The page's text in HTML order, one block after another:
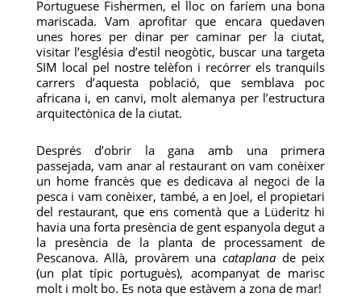
Portuguese Fishermen, el lloc on faríem una bona
mariscada. Vam aprofitar que encara quedaven
unes hores per dinar per caminar per la ciutat,
visitar l’església d’estil neogòtic, buscar una targeta
SIM local pel nostre telèfon i recórrer els tranquils
carrers d’aquesta població, que semblava poc
africana i, en canvi, molt alemanya per l’estructura
arquitectònica de la ciutat.
Després d’obrir la gana amb una primera
passejada, vam anar al restaurant on vam conèixer
un home francès que es dedicava al negoci de la
pesca i vam conèixer, també, a en Joel, el propietari
del restaurant, que ens comentà que a Lüderitz hi
havia una forta presència de gent espanyola degut a
la presència de la planta de processament de
Pescanova. Allà, provàrem unacataplanade peix
(un plat típic portuguès), acompanyat de marisc
molt i molt bo. Es nota que estàvem a zona de mar!